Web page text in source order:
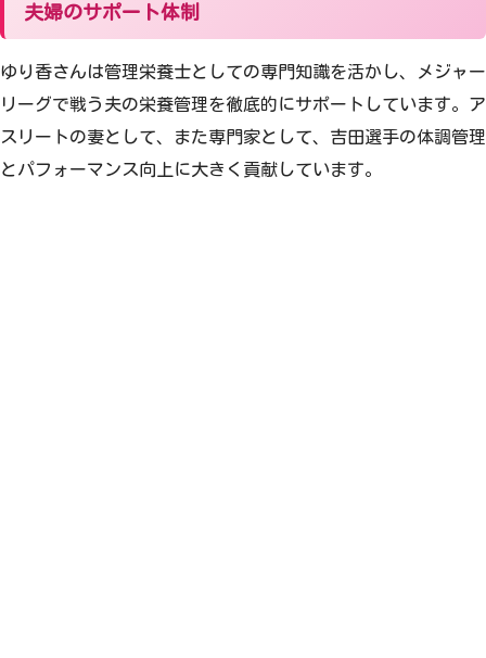
夫婦のサポート体制
ゆり香さんは管理栄養士としての専門知識を活かし、メジャー
リーグで戦う夫の栄養管理を徹底的にサポートしています。ア
スリートの妻として、また専門家として、吉田選手の体調管理
とパフォーマンス向上に大きく貢献しています。